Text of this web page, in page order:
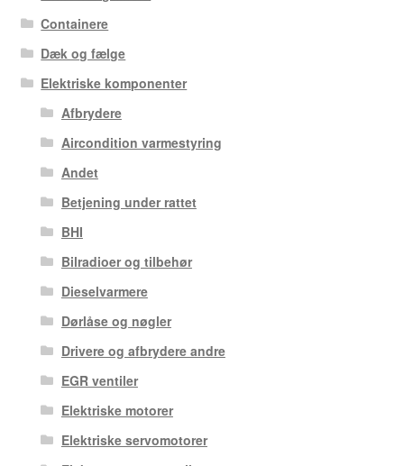
Containere
Dæk og fælge
Elektriske komponenter
Afbrydere
Aircondition varmestyring
Andet
Betjening under rattet
BHI
Bilradioer og tilbehør
Dieselvarmere
Dørlåse og nøgler
Drivere og afbrydere andre
EGR ventiler
Elektriske motorer
Elektriske servomotorer